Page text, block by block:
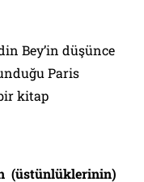
Bey’in düşünce
Paris
kitap
(üstünlüklerinin)